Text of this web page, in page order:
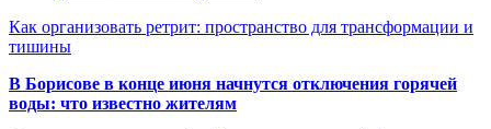
Как организовать ретрит: пространство для трансформации и
тишины
В Борисове в конце июня начнутся отключения горячей
воды: что известно жителям